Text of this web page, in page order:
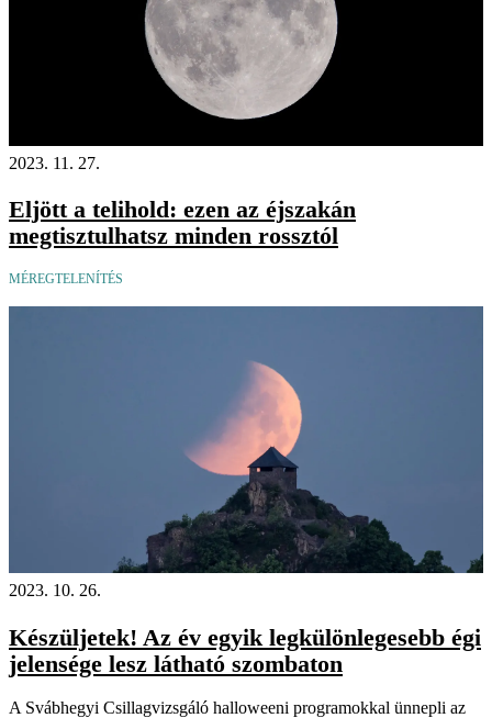
2023. 11. 27.
Eljött a telihold: ezen az éjszakán
megtisztulhatsz minden rossztól
MÉREGTELENÍTÉS
2023. 10. 26.
Készüljetek! Az év egyik legkülönlegesebb égi
jelensége lesz látható szombaton
A Svábhegyi Csillagvizsgáló halloweeni programokkal ünnepli az